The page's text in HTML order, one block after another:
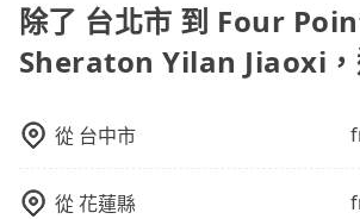
除了 台北市 到 Four
Sheraton Yilan Jiaoxi
從 台中市
從花蓮縣